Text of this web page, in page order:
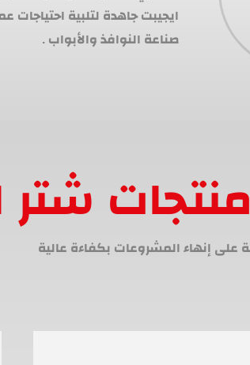
ايجيبت جاهدة لتلبية احتياجات
صناعة النوافذ والأبواب .
شتر
على إنهاء المشروعات بكفاءة عالية